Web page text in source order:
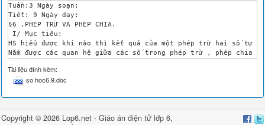
Tuần:3 Ngày soạn:
Tiết: 9 Ngày dạy:
§6 .PHÉP TRỪ VÀ PHÉP CHIA.
I/ Mục tiêu:
HS hiểu được khi nào thì kết quả của một phép trừ hai số tự
Nắm được các quan hệ giữa các số trong phép trừ , phép chia
Rèn luyện cho hs vận dụng kiến thức về phép trừ ,phép chia
II/ Chuẩn bị:
GV:Chuẩn bị phấn màu khi dùng tia số để tìm hiệu của hai số
1.Ổn định lớp và kiểm tra sĩ số
2.Kiểm tra.
HS1: Làm bài tập 1(BTLT tiết 7 ,8) .
Tài liệu đính kèm:
so hoc6.9.doc
Copyright © 2026 Lop6.net -Giáo án điện tử lớp 6,